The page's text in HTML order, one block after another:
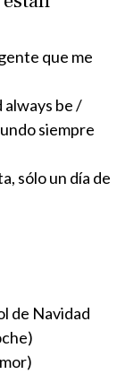
que me
always be /
siempre
sólo un día de
de Navidad